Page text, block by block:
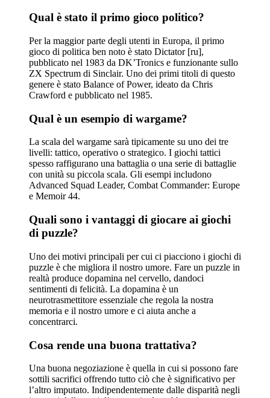
Qual è stato il primo gioco politico?
Per la maggior parte degli utenti in Europa, il primo
gioco di politica ben noto è stato Dictator [ru],
pubblicato nel 1983 da DK’Tronics e funzionante sullo
ZX Spectrum di Sinclair. Uno dei primi titoli di questo
genere è stato Balance of Power, ideato da Chris
Crawford e pubblicato nel 1985.
Qual è un esempio di wargame?
La scala del wargame sarà tipicamente su uno dei tre
livelli: tattico, operativo o strategico. I giochi tattici
spesso raffigurano una battaglia o una serie di battaglie
con unità su piccola scala. Gli esempi includono
Advanced Squad Leader, Combat Commander: Europe
e Memoir 44.
Quali sono i vantaggi di giocare ai giochi
di puzzle?
Uno dei motivi principali per cui ci piacciono i giochi di
puzzle è che migliora il nostro umore. Fare un puzzle in
realtà produce dopamina nel cervello, dandoci
sentimenti di felicità. La dopamina è un
neurotrasmettitore essenziale che regola la nostra
memoria e il nostro umore e ci aiuta anche a
concentrarci.
Cosa rende una buona trattativa?
Una buona negoziazione è quella in cui si possono fare
sottili sacrifici offrendo tutto ciò che è significativo per
l’altro imputato. Indipendentemente dalle disparità negli